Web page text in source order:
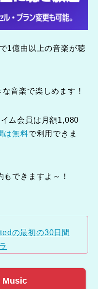
で1億曲以上の音楽が聴
音楽で楽しめます！
ム会員は月額1,080
は無料で利用できま
もできますよ～！
の最初の30日間
Music